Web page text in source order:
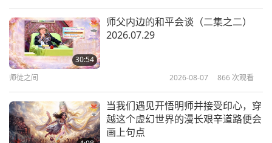
圣典《古兰经》摘录：第卅五章〈创
人类与神的连结：卡巴拉哲学《光辉
之书》节选（二集之一）
30:54
师父内边的和平会谈（二集之二）
2026.07.29
师徒之间 2026-08-07 866 次观看
当我们遇见开悟明师并接受印心，穿
越这个虚幻世界的漫长艰辛道路便会
画上句点